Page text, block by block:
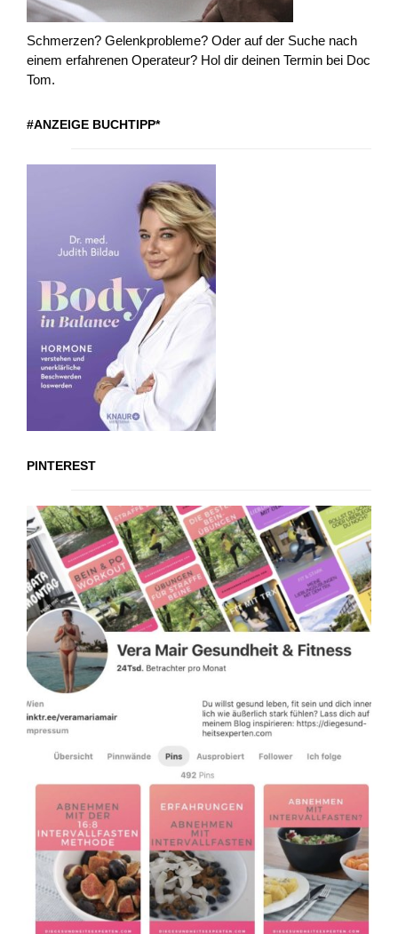
Schmerzen? Gelenkprobleme? Oder auf der Suche nach
einem erfahrenen Operateur? Hol dir deinen Termin bei Doc
Tom.
#ANZEIGE BUCHTIPP*
PINTEREST